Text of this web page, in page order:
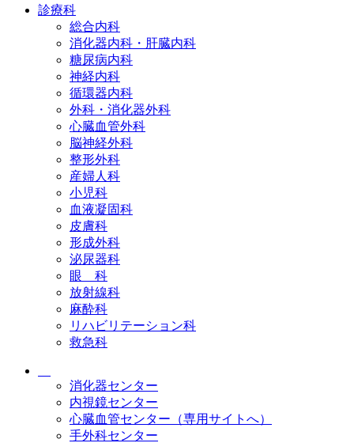
診療科
総合内科
消化器内科・肝臓内科
糖尿病内科
神経内科
循環器内科
外科・消化器外科
心臓血管外科
脳神経外科
整形外科
産婦人科
小児科
血液凝固科
皮膚科
形成外科
泌尿器科
眼 科
放射線科
麻酔科
リハビリテーション科
救急科
消化器センター
内視鏡センター
心臓血管センター（専用サイトへ）
手外科センター